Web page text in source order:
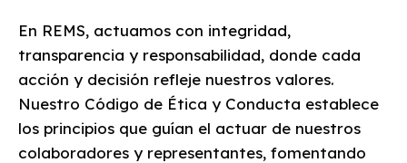
En REMS, actuamos con integridad,
transparencia y responsabilidad, donde cada
acción y decisión refleje nuestros valores.
Nuestro Código de Ética y Conducta establece
los principios que guían el actuar de nuestros
colaboradores y representantes, fomentando